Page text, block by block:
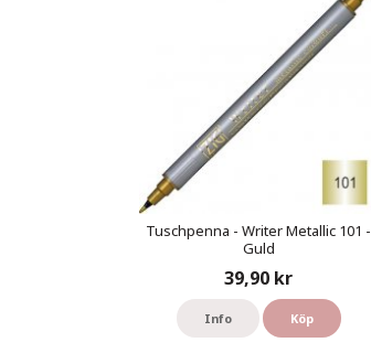
Tuschpenna - Writer Metallic 101 -
Guld
39,90 kr
Info Köp